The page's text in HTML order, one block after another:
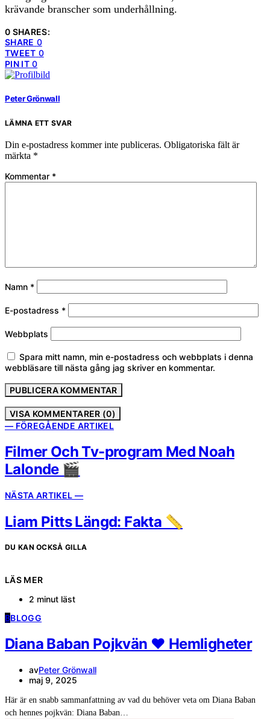
krävande branscher som underhållning.
0 SHARES:
SHARE 0
TWEET 0
PIN IT 0
Peter Grönwall
LÄMNA ETT SVAR
Din e-postadress kommer inte publiceras. Obligatoriska fält är
märkta *
Kommentar *
Namn *
E-postadress *
Webbplats
Spara mitt namn, min e-postadress och webbplats i denna
webbläsare till nästa gång jag skriver en kommentar.
VISA KOMMENTARER (0)
— FÖREGÅENDE ARTIKEL
Filmer Och Tv-program Med Noah
Lalonde 🎬
NÄSTA ARTIKEL —
Liam Pitts Längd: Fakta 📏
DU KAN OCKSÅ GILLA
LÄS MER
2 minut läst
BBLOGG
Diana Baban Pojkvän ❤️ Hemligheter
avPeter Grönwall
maj 9, 2025
Här är en snabb sammanfattning av vad du behöver veta om Diana Baban
och hennes pojkvän: Diana Baban…